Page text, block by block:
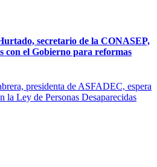
secretario de la CONASEP,
con el Gobierno para reformas